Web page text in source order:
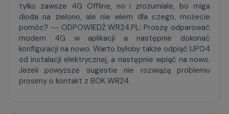
tylko zawsze 4G Offline, no i zrozumiale, bo miga
dioda na zielono, ale nie wiem dla czego, możecie
pomóc? -- ODPOWIEDŹ WR24.PL: Proszę odparować
modem 4G w aplikacji a następnie dokonać
konfiguracji na nowo. Warto byłoby także odpiąć UP04
od instalacji elektrycznej, a następnie wpiąć na nowo.
Jeżeli powyższe sugestie nie rozwiążą problemu
prosimy o kontakt z BOK WR24.